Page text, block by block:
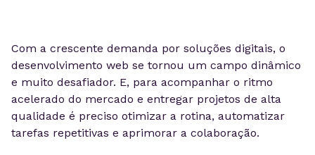
Com a crescente demanda por soluções digitais, o
desenvolvimento web se tornou um campo dinâmico
e muito desafiador. E, para acompanhar o ritmo
acelerado do mercado e entregar projetos de alta
qualidade é preciso otimizar a rotina, automatizar
tarefas repetitivas e aprimorar a colaboração.